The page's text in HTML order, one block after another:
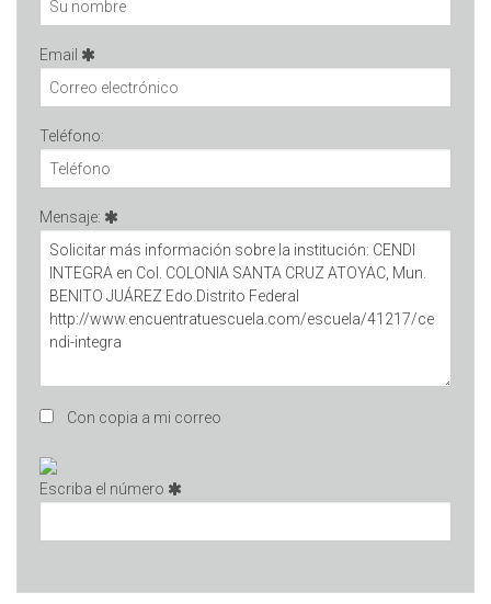
Email
Teléfono:
Mensaje:
Con copia a mi correo
Escriba el número